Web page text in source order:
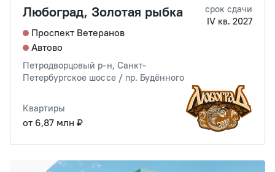
Любоград, Золотая рыбка
Проспект Ветеранов
Автово
Петродворцовый р-н, Санкт-
Петербургское шоссе / пр. Будённого
срок сдачи
IV кв. 2027
Квартиры
от 6,87 млн ₽